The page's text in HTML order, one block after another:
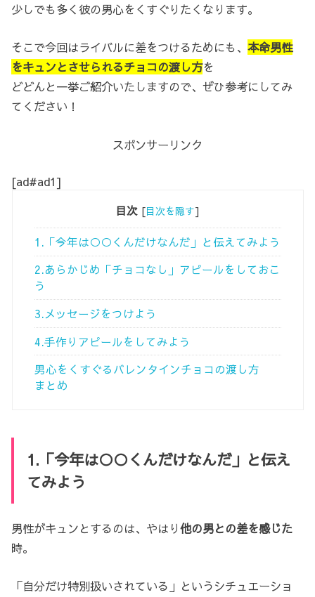
少しでも多く彼の男心をくすぐりたくなります。
そこで今回はライバルに差をつけるためにも、本命男性
をキュンとさせられるチョコの渡し方を
どどんと一挙ご紹介いたしますので、ぜひ参考にしてみ
てください！
スポンサーリンク
[ad#ad1]
目次 [目次を隠す]
1.「今年は○○くんだけなんだ」と伝えてみよう
2.あらかじめ「チョコなし」アピールをしておこ
う
3.メッセージをつけよう
4.手作りアピールをしてみよう
男心をくすぐるバレンタインチョコの渡し方
まとめ
1.「今年は○○くんだけなんだ」と伝え
てみよう
男性がキュンとするのは、やはり他の男との差を感じた
時。
「自分だけ特別扱いされている」というシチュエーショ